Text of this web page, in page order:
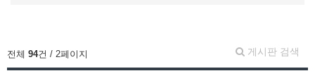
게시판 검색
전체 94건 / 2페이지